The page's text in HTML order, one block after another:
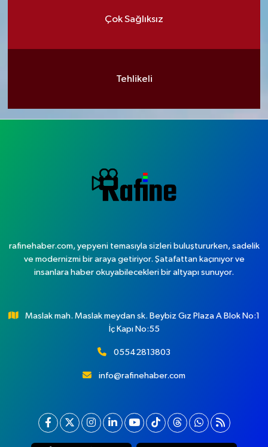
Çok Sağlıksız
Tehlikeli
rafinehaber.com, yepyeni temasıyla sizleri buluştururken, sadelik
ve modernizmi bir araya getiriyor. Şatafattan kaçınıyor ve
insanlara haber okuyabilecekleri bir altyapı sunuyor.
Maslak mah. Maslak meydan sk. Beybiz Gız Plaza A Blok No:1
İç Kapı No:55
05542813803
info@rafinehaber.com